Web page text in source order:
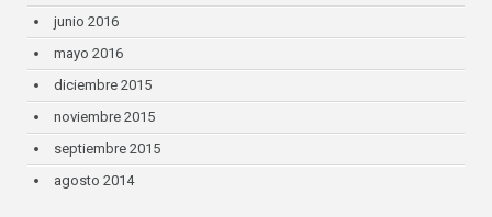
junio 2016
mayo 2016
diciembre 2015
noviembre 2015
septiembre 2015
agosto 2014